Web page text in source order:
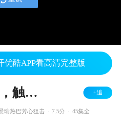
优酷APP看高清完整版
幸福，触手可及！ DVD版 +追
瑜热巴芳心狙击 7.5分 45集全